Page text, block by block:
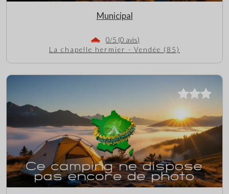
Municipal
0/5 (0 avis)
La chapelle hermier - Vendée (85)